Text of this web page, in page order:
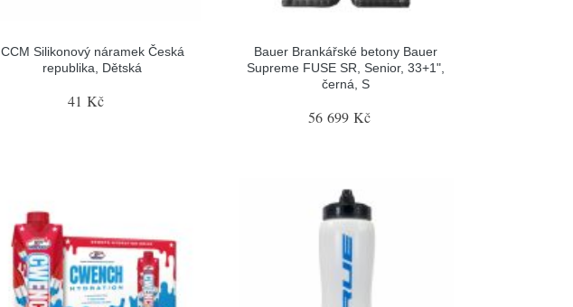
CCM Silikonový náramek Česká
republika, Dětská
41 Kč
Bauer Brankářské betony Bauer
Supreme FUSE SR, Senior, 33+1",
černá, S
56 699 Kč